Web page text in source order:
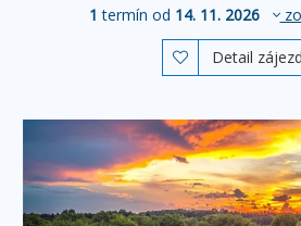
1 termín od 14. 11. 2026
 Detail